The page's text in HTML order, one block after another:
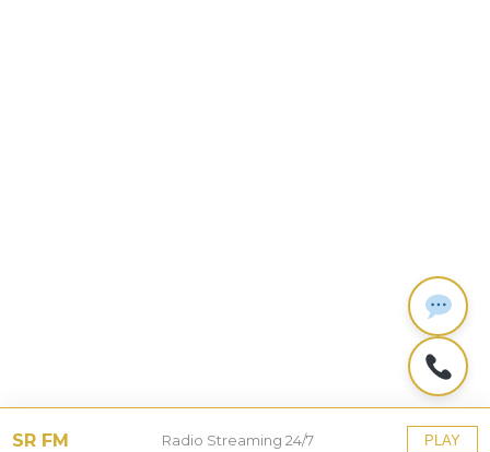
SR FM Radio Streaming 24/7 PLAY